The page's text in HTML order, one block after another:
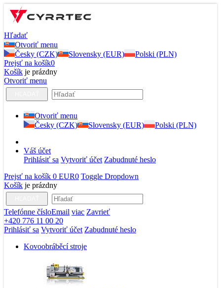
Hľadať
Otvoriť menu
Česky (CZK)
Slovensky (EUR)
Polski (PLN)
Prejsť na košík0
Košík je prázdny
Otvoriť menu
Otvoriť menu
Česky (CZK)
Slovensky (EUR) Polski (PLN)
Váš účet
Prihlásiť sa Vytvoriť účet Zabudnuté heslo
Prejsť na košík 0 EUR0 Toggle Dropdown
Košík je prázdny
Telefónne čísloEmail viac Zavrieť
+420 776 11 00 20
Prihlásiť sa Vytvoriť účet Zabudnuté heslo
Kovoobráběcí stroje